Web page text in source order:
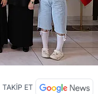
TAKİP ET